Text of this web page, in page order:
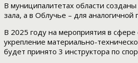
В муниципалитетах области
зала, а в Облучье – для
В 2025 году на мероприятия в
укрепление материально-
будет принято 3 инструктора по